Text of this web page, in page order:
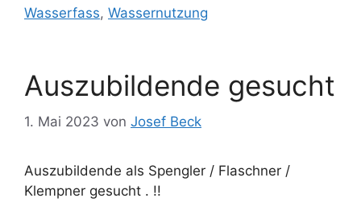
Wasserfass, Wassernutzung
Auszubildende gesucht
1. Mai 2023 von Josef Beck
Auszubildende als Spengler / Flaschner /
Klempner gesucht . !!